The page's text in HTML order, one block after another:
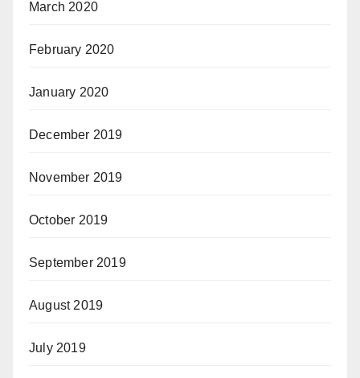
March 2020
February 2020
January 2020
December 2019
November 2019
October 2019
September 2019
August 2019
July 2019